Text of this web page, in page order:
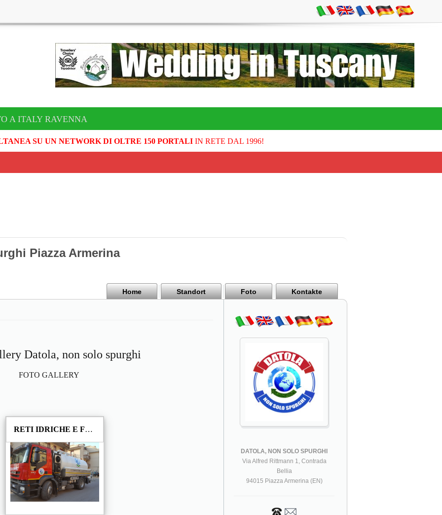
A ITALY RAVENNA
SU UN NETWORK DI OLTRE 150 PORTALIIN RETE DAL 1996!
Piazza Armerina
Home Standort Foto Kontakte
Datola, non solo spurghi
FOTO GALLERY
RETI IDRICHE E FOGNARIE
DATOLA, NON SOLO SPURGHI
Via Alfred Rittmann 1, Contrada
Bellia
94015 Piazza Armerina (EN)